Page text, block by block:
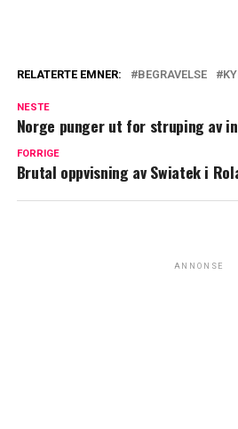
RELATERTE EMNER: BEGRAVELSE
NESTE
Norge punger ut for struping av
FORRIGE
Brutal oppvisning av Swiatek i
ANNONSE